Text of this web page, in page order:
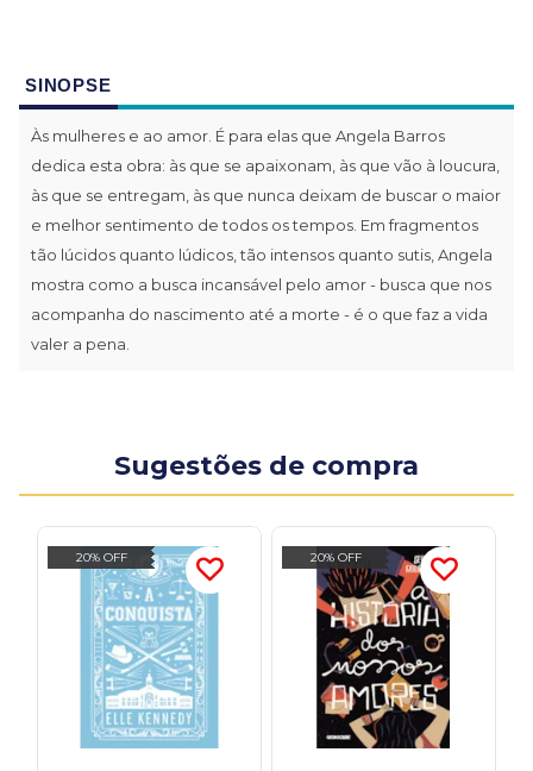
SINOPSE
Às mulheres e ao amor. É para elas que Angela Barros
dedica esta obra: às que se apaixonam, às que vão à loucura,
às que se entregam, às que nunca deixam de buscar o maior
e melhor sentimento de todos os tempos. Em fragmentos
tão lúcidos quanto lúdicos, tão intensos quanto sutis, Angela
mostra como a busca incansável pelo amor - busca que nos
acompanha do nascimento até a morte - é o que faz a vida
valer a pena.
Sugestões de compra
20% OFF 20% OFF